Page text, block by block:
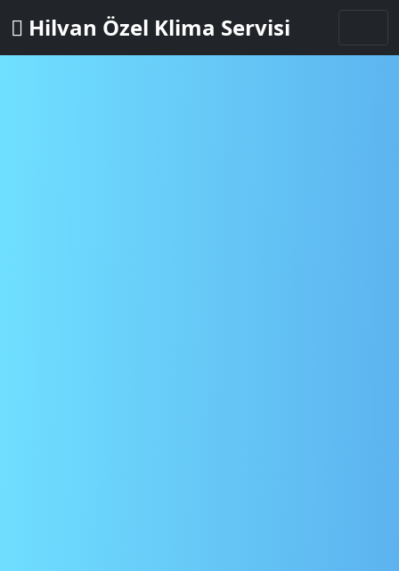
Hilvan Özel Klima Servisi